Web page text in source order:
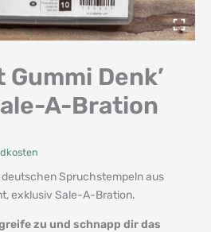
Denk’
A-Bration
Spruchstempeln aus
exklusiv Sale-A-Bration.
zu und schnapp dir das